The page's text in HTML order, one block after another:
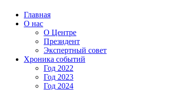
Главная
О нас
О Центре
Президент
Экспертный совет
Хроника событий
Год 2022
Год 2023
Год 2024